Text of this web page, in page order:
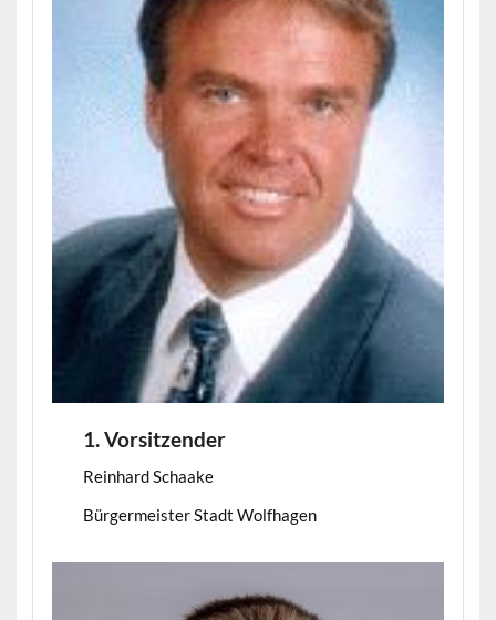
1. Vorsitzender
Reinhard Schaake
Bürgermeister Stadt Wolfhagen